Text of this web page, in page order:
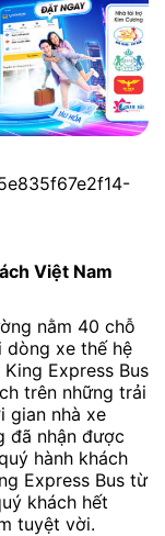
Việt Nam
nằm 40 chỗ
dòng xe thế hệ
Express Bus
trên những trải
gian nhà xe
đã nhận được
hành khách
Express Bus từ
khách hết
tuyệt vời.